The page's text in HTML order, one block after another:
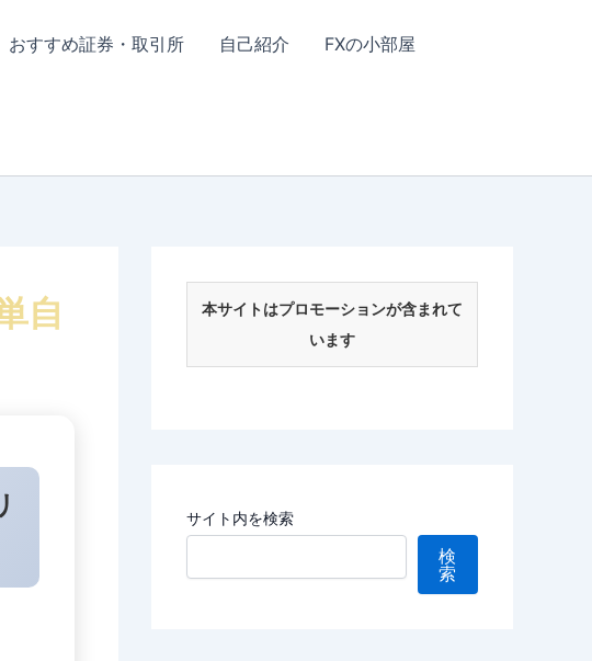
おすすめ証券・取引所 自己紹介 FXの小部屋
自
本サイトはプロモーションが含まれて
います
サイト内を検索
検
索